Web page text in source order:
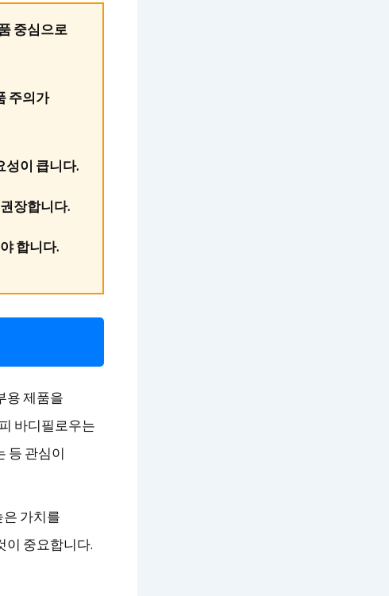
중심으로
주의가
성이 큽니다.
장합니다.
합니다.
용 제품을
바디필로우는
등 관심이
가치를
이 중요합니다.